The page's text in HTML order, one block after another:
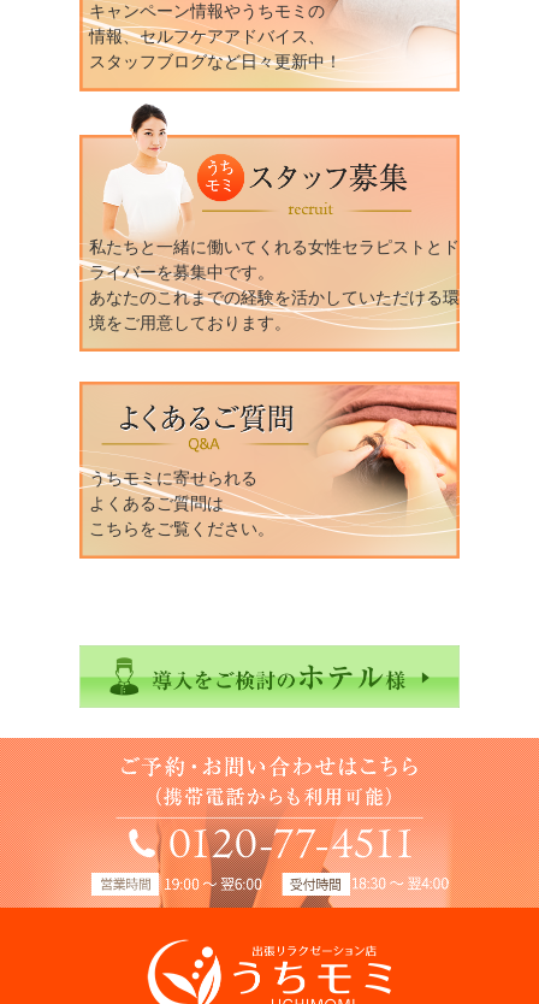
キャンペーン情報やうちモミの
情報、セルフケアアドバイス、
スタッフブログなど日々更新中！
私たちと一緒に働いてくれる女性セラピストとド
ライバーを募集中です。
あなたのこれまでの経験を活かしていただける環
境をご用意しております。
うちモミに寄せられる
よくあるご質問は
こちらをご覧ください。